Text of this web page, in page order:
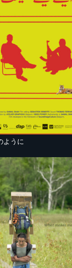
ように